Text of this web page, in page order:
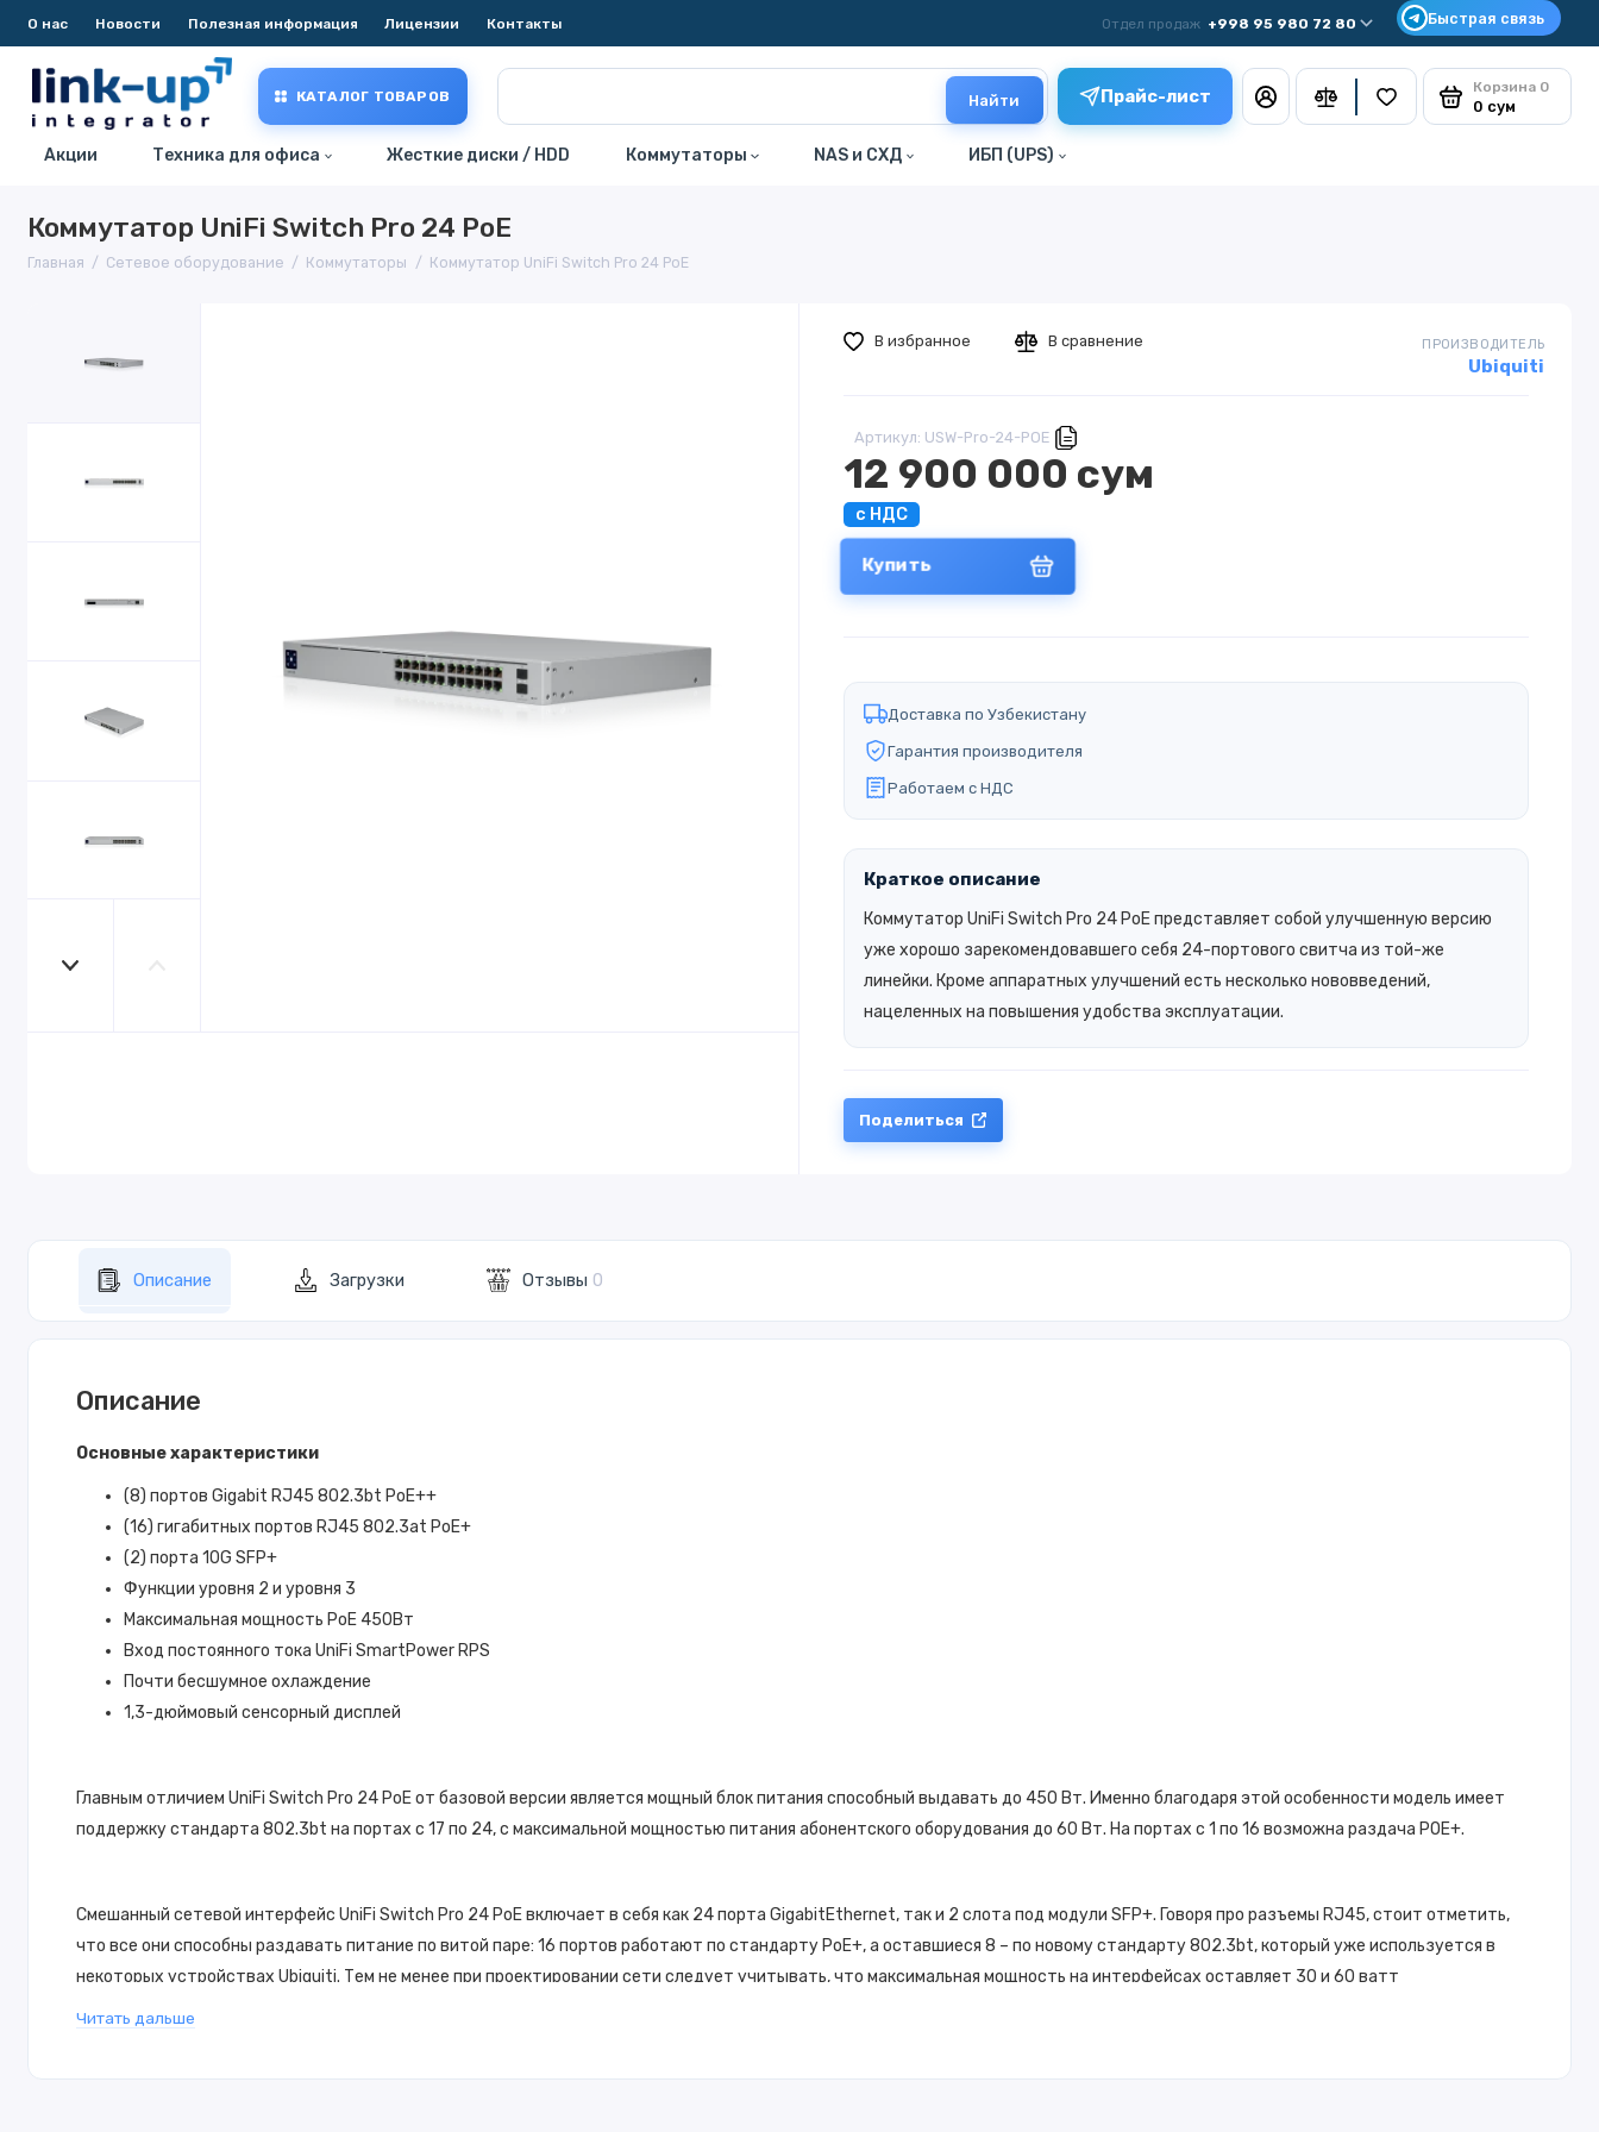
О нас Новости Полезная информация Лицензии Контакты Отдел продаж +998 95 980 72 80
КАТАЛОГ ТОВАРОВ Найти Прайс-лист Корзина 0
0 сум
Акции Техника для офиса Жесткие диски / HDD Коммутаторы NAS и СХД ИБП (UPS)
Коммутатор UniFi Switch Pro 24 PoE
Главная Сетевое оборудование Коммутаторы Коммутатор UniFi Switch Pro 24 PoE
Артикул: USW-Pro-24-POE
Ubiquiti
ПРОИЗВОДИТЕЛЬ
12 900 000 сум
с НДС
Купить
Доставка по Узбекистану
Гарантия производителя
Работаем с НДС
В избранное В сравнение
Краткое описание
Коммутатор UniFi Switch Pro 24 PoEпредставляет собой улучшенную версию
уже хорошо зарекомендовавшего себя 24-портового свитча из той-же
линейки. Кроме аппаратных улучшений есть несколько нововведений,
нацеленных на повышения удобства эксплуатации.
Поделиться
Описание Загрузки Отзывы 0
Описание
Основные характеристики
(8) портов Gigabit RJ45 802.3bt PoE++
(16) гигабитных портов RJ45 802.3at PoE+
(2) порта 10G SFP+
Функции уровня 2 и уровня 3
Максимальная мощность PoE 450Вт
Вход постоянного тока UniFi SmartPower RPS
Почти бесшумное охлаждение
1,3-дюймовый сенсорный дисплей
Главным отличием UniFi Switch Pro 24 PoEот базовой версии является мощный блок питания способный выдавать до 450 Вт. Именно благодаря этой особенности модель имеет
поддержку стандарта802.3bt на портах с 17 по 24, с максимальной мощностью питания абонентского оборудования до60 Вт. На портах с 1 по 16 возможна раздача POE+.
Смешанный сетевой интерфейсUniFi Switch Pro 24 PoEвключает в себя как 24 порта GigabitEthernet, так и 2 слота под модули SFP+. Говоря про разъемы RJ45, стоит отметить,
что все они способны раздавать питание по витой паре: 16 портов работают по стандарту PoE+, а оставшиеся 8 – по новому стандарту 802.3bt, который уже используется в
некоторых устройствах Ubiquiti. Тем не менее при проектировании сети следует учитывать, что максимальная мощность на интерфейсах оставляет 30 и 60 ватт
Читать дальше